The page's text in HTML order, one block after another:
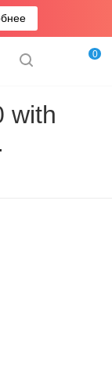
0
with